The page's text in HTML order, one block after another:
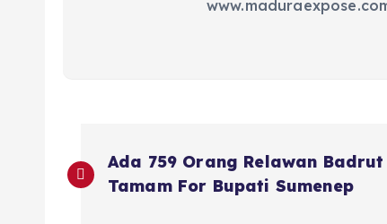
N
a
Ada 759 Orang Relawan Badrut
Tamam For Bupati Sumenep